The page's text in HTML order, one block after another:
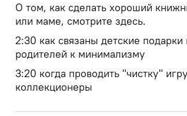
О том, как сделать хороший
или маме, смотрите здесь.
2:30 как связаны детские
родителей к минимализму
3:20 когда проводить "чистку"
коллекционеры